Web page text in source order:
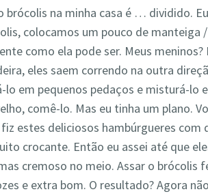
brócolis na minha casa é … dividido.
colocamos um pouco de manteiga
como ela pode ser. Meus
eles saem correndo na outra
lo em pequenos pedaços e misturá-lo
comê-lo. Mas eu tinha um plano.
estes deliciosos hambúrgueres com
crocante. Então eu assei até que
cremoso no meio. Assar o brócolis
e extra bom. O resultado? Agora